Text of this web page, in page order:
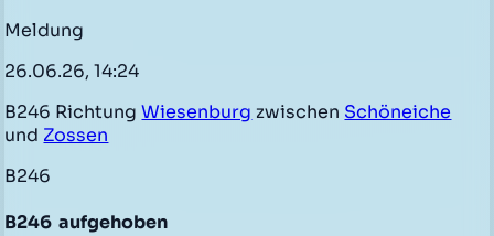
Meldung
26.06.26, 14:24
B246 RichtungWiesenburg zwischen Schöneiche
und Zossen
B246
B246 aufgehoben